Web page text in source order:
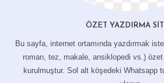
ÖZET YAZDIRMA
Bu sayfa, internet ortamında yazdırmak
roman, tez, makale, ansiklopedi vs.) özet
kurulmuştur. Sol alt köşedeki Whatsapp